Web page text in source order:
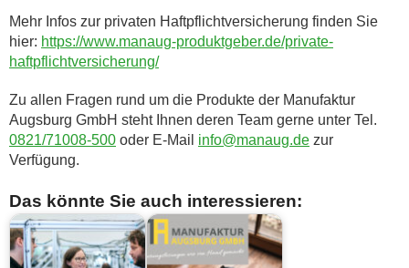
Mehr Infos zur privaten Haftpflichtversicherung finden Sie
hier: https://www.manaug-produktgeber.de/private-
haftpflichtversicherung/
Zu allen Fragen rund um die Produkte der Manufaktur
Augsburg GmbH steht Ihnen deren Team gerne unter Tel.
0821/71008-500 oder E-Mail info@manaug.de zur
Verfügung.
Das könnte Sie auch interessieren: